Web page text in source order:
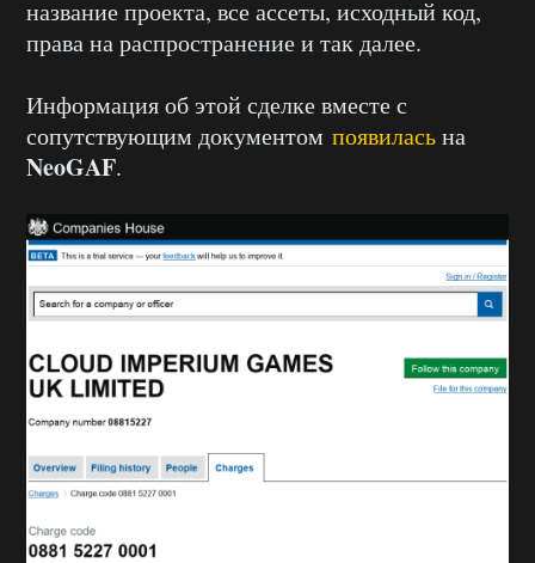
название проекта, все ассеты, исходный код,
права на распространение и так далее.
Информация об этой сделке вместе с
сопутствующим документом появиласьна
NeoGAF.